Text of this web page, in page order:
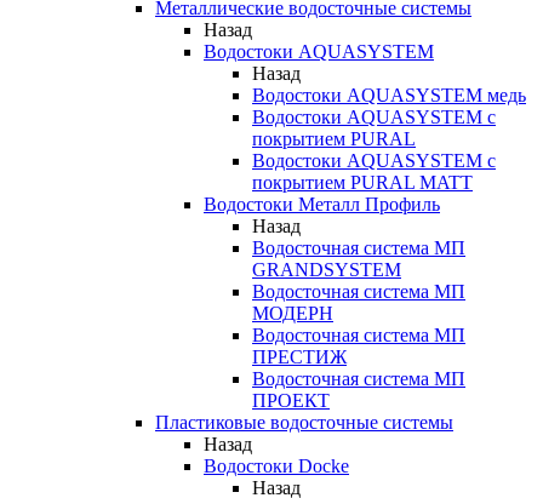
Металлические водосточные системы
Назад
Водостоки AQUASYSTEM
Назад
Водостоки AQUASYSTEM медь
Водостоки AQUASYSTEM с
покрытием PURAL
Водостоки AQUASYSTEM с
покрытием PURAL MATT
Водостоки Металл Профиль
Назад
Водосточная система МП
GRANDSYSTEM
Водосточная система МП
МОДЕРН
Водосточная система МП
ПРЕСТИЖ
Водосточная система МП
ПРОЕКТ
Пластиковые водосточные системы
Назад
Водостоки Docke
Назад